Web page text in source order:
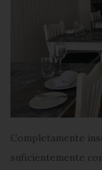
Completamente
suficientemente